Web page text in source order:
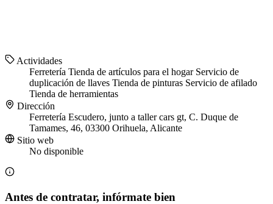
Actividades
Ferretería Tienda de artículos para el hogar Servicio de
duplicación de llaves Tienda de pinturas Servicio de afilado
Tienda de herramientas
Dirección
Ferretería Escudero, junto a taller cars gt, C. Duque de
Tamames, 46, 03300 Orihuela, Alicante
Sitio web
No disponible
Antes de contratar, infórmate bien